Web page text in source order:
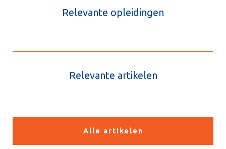
Relevante opleidingen
Relevante artikelen
Alle artikelen